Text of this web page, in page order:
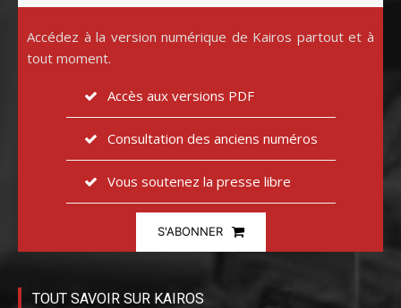
Accédez à la version numérique de Kairos partout et à
tout moment.
Accès aux versions PDF
Consultation des anciens numéros
Vous soutenez la presse libre
S'ABONNER
TOUT SAVOIR SUR KAIROS